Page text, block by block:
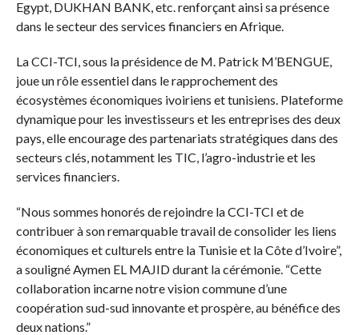
Egypt, DUKHAN BANK, etc. renforçant ainsi sa présence
dans le secteur des services financiers en Afrique.
La CCI-TCI, sous la présidence de M. Patrick M’BENGUE,
joue un rôle essentiel dans le rapprochement des
écosystèmes économiques ivoiriens et tunisiens. Plateforme
dynamique pour les investisseurs et les entreprises des deux
pays, elle encourage des partenariats stratégiques dans des
secteurs clés, notamment les TIC, l’agro-industrie et les
services financiers.
“Nous sommes honorés de rejoindre la CCI-TCI et de
contribuer à son remarquable travail de consolider les liens
économiques et culturels entre la Tunisie et la Côte d’Ivoire”,
a souligné Aymen EL MAJID durant la cérémonie. “Cette
collaboration incarne notre vision commune d’une
coopération sud-sud innovante et prospère, au bénéfice des
deux nations.”